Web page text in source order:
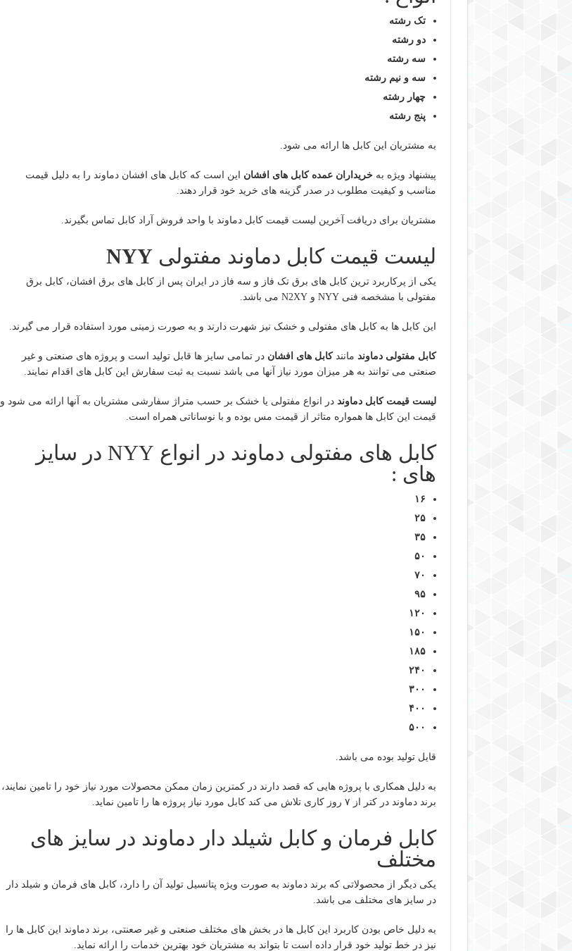
تک رشته
دو رشته
سه رشته
سه و نیم رشته
چهار رشته
پنج رشته
به مشتریان این کابل ها ارائه می شود.
پیشنهاد ویژه بهخریداران عمده کابل های افشان این است که کابل های افشان دماوند را به دلیل قیمت
مناسب و کیفیت مطلوب در صدر گزینه های خرید خود قرار دهند.
مشتریان برای دریافت آخرین لیست قیمت کابل دماوند با واحد فروش آراد کابل تماس بگیرند.
لیست قیمت کابل دماوند مفتولی NYY
یکی از پرکاربرد ترین کابل های برق تک فاز و سه فاز در ایران پس از کابل های برق افشان، کابل برق
مفتولی با مشخصه فنی NYY و N2XY می باشد.
این کابل ها به کابل های مفتولی و خشک نیز شهرت دارند و به صورت زمینی مورد استفاده قرار می گیرند.
کابل مفتولی دماوند مانندکابل های افشان در تمامی سایز ها قابل تولید است و پروژه های صنعتی و غیر
صنعتی می توانند به هر میزان مورد نیاز آنها می باشد نسبت به ثبت سفارش این کابل های اقدام نمایند.
لیست قیمت کابل دماوند در انواع مفتولی یا خشک بر حسب متراژ سفارشی مشتریان به آنها ارائه می شود و
قیمت این کابل ها همواره متاثر از قیمت مس بوده و با نوساناتی همراه است.
کابل های مفتولی دماوند در انواع NYY در سایز
های :
۱۶
۲۵
۳۵
۵۰
۷۰
۹۵
۱۲۰
۱۵۰
۱۸۵
۲۴۰
۳۰۰
۴۰۰
۵۰۰
قایل تولید بوده می باشد.
به دلیل همکاری با پروژه هایی که قصد دارند در کمترین زمان ممکن محصولات مورد نیاز خود را تامین نمایند،
برند دماوند در کتر از ۷ روز کاری تلاش می کند کابل مورد نیاز پروژه ها را تامین نماید.
کابل فرمان و کابل شیلد دار دماوند در سایز های
مختلف
یکی دیگر از محصولاتی که برند دماوند به صورت ویژه پتانسیل تولید آن را دارد، کابل های فرمان و شیلد دار
در سایز های مختلف می باشد.
به دلیل خاص بودن کاربرد این کابل ها در بخش های مختلف صنعتی و غیر صعنتی، برند دماوند این کابل ها را
نیز در خط تولید خود قرار داده است تا بتواند به مشتریان خود بهترین خدمات را ارائه نماید.